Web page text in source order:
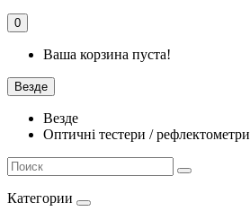
0
Ваша корзина пуста!
Везде
Везде
Оптичні тестери / рефлектометри
Категории